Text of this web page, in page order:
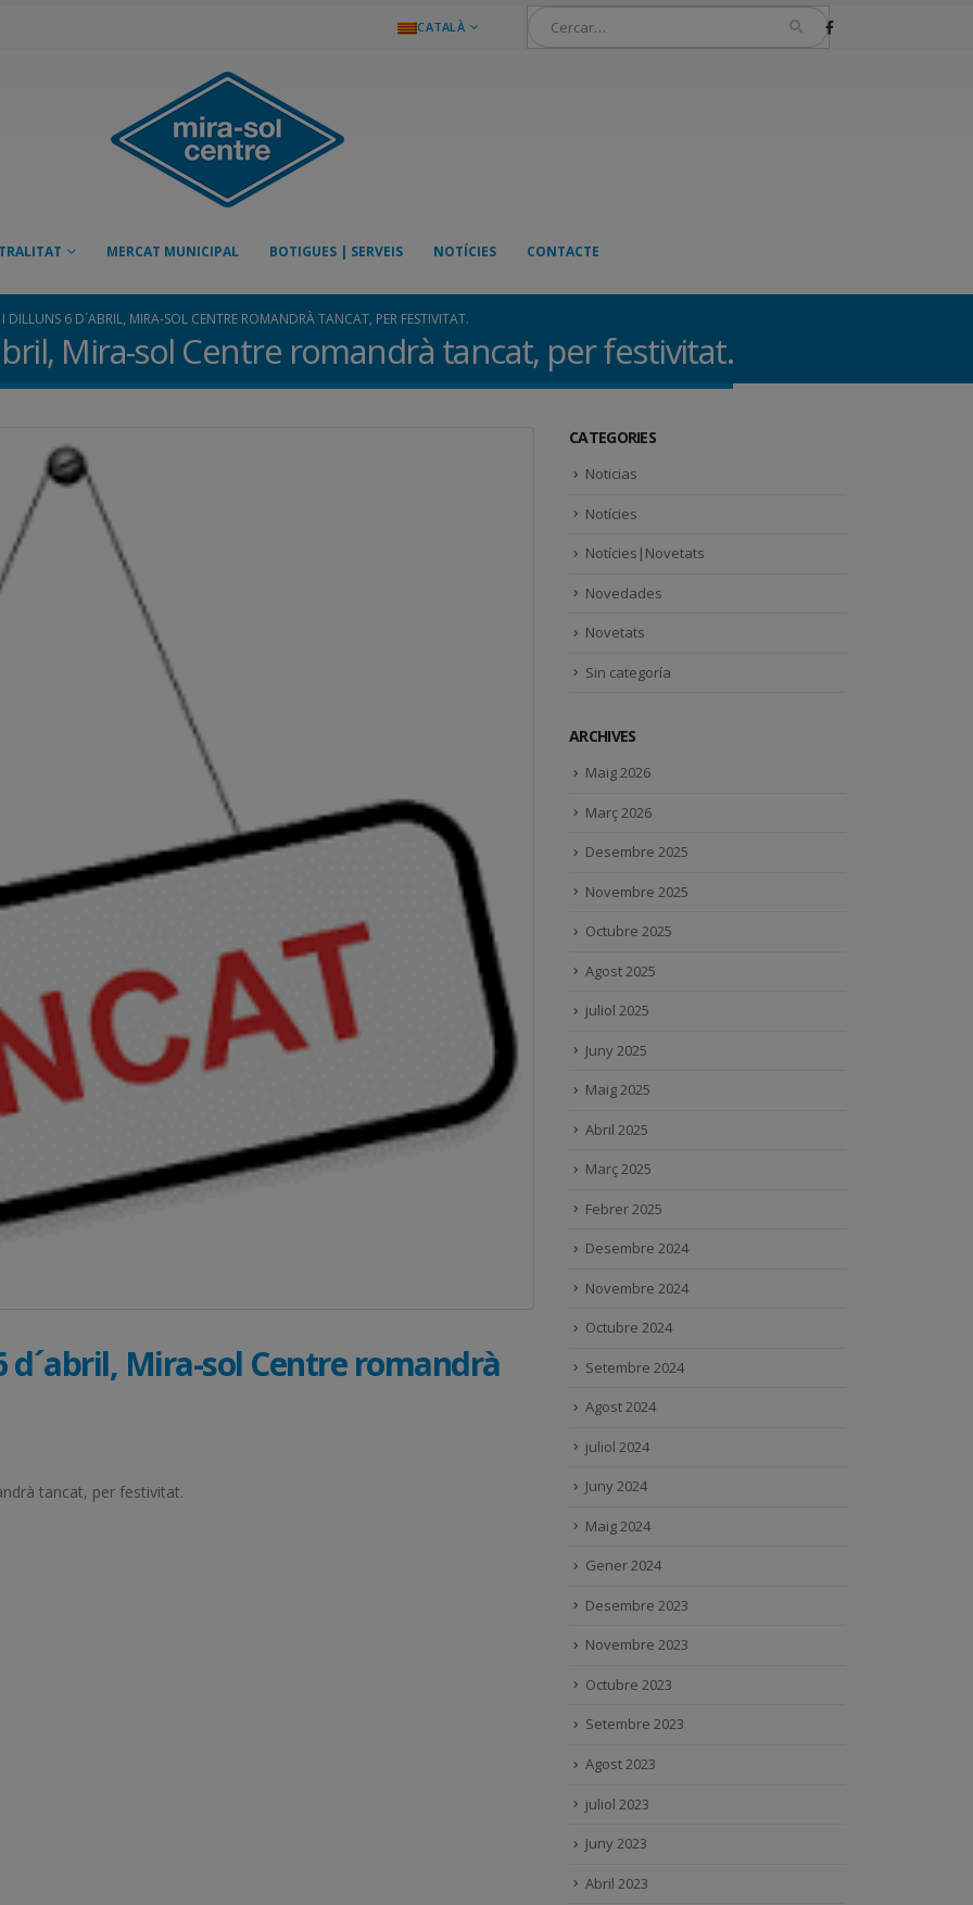
CATALÀ
MERCAT MUNICIPAL BOTIGUES | SERVEIS NOTÍCIES CONTACTE
DILLUNS 6 D´ABRIL, MIRA-SOL CENTRE ROMANDRÀ TANCAT, PER FESTIVITAT.
Mira-sol Centre romandrà tancat, per festivitat.
d´abril, Mira-sol Centre romandrà
tancat, per festivitat.
CATEGORIES
Noticias
Notícies
Notícies|Novetats
Novedades
Novetats
Sin categoría
ARCHIVES
Maig 2026
Març 2026
Desembre 2025
Novembre 2025
Octubre 2025
Agost 2025
juliol 2025
Juny 2025
Maig 2025
Abril 2025
Març 2025
Febrer 2025
Desembre 2024
Novembre 2024
Octubre 2024
Setembre 2024
Agost 2024
juliol 2024
Juny 2024
Maig 2024
Gener 2024
Desembre 2023
Novembre 2023
Octubre 2023
Setembre 2023
Agost 2023
juliol 2023
Juny 2023
Abril 2023